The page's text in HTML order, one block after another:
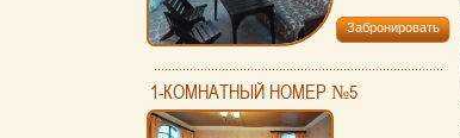
Забронировать
1-КОМНАТНЫЙ НОМЕР №5